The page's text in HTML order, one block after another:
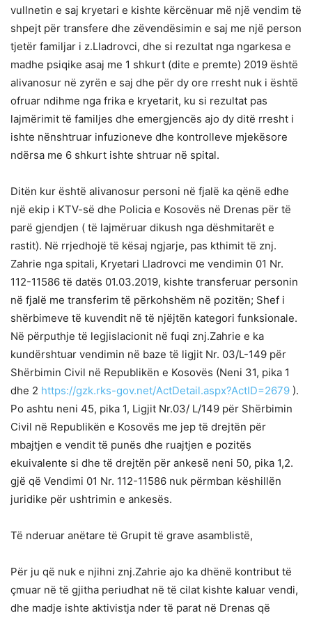
vullnetin e saj kryetari e kishte kërcënuar më një vendim të
shpejt për transfere dhe zëvendësimin e saj me një person
tjetër familjar i z.Lladrovci, dhe si rezultat nga ngarkesa e
madhe psiqike asaj me 1 shkurt (dite e premte) 2019 është
alivanosur në zyrën e saj dhe për dy ore rresht nuk i është
ofruar ndihme nga frika e kryetarit, ku si rezultat pas
lajmërimit të familjes dhe emergjencës ajo dy ditë rresht i
ishte nënshtruar infuzioneve dhe kontrolleve mjekësore
ndërsa me 6 shkurt ishte shtruar në spital.
Ditën kur është alivanosur personi në fjalë ka qënë edhe
një ekip i KTV-së dhe Policia e Kosovës në Drenas për të
parë gjendjen ( të lajmëruar dikush nga dëshmitarët e
rastit). Në rrjedhojë të kësaj ngjarje, pas kthimit të znj.
Zahrie nga spitali, Kryetari Lladrovci me vendimin 01 Nr.
112-11586 të datës 01.03.2019, kishte transferuar personin
në fjalë me transferim të përkohshëm në pozitën; Shef i
shërbimeve të kuvendit në të njëjtën kategori funksionale.
Në përputhje të legjislacionit në fuqi znj.Zahrie e ka
kundërshtuar vendimin në baze të ligjit Nr. 03/L-149 për
Shërbimin Civil në Republikën e Kosovës (Neni 31, pika 1
dhe 2 https://gzk.rks-gov.net/ActDetail.aspx?ActID=2679 ).
Po ashtu neni 45, pika 1, Ligjit Nr.03/ L/149 për Shërbimin
Civil në Republikën e Kosovës me jep të drejtën për
mbajtjen e vendit të punës dhe ruajtjen e pozitës
ekuivalente si dhe të drejtën për ankesë neni 50, pika 1,2.
gjë që Vendimi 01 Nr. 112-11586 nuk përmban këshillën
juridike për ushtrimin e ankesës.
Të nderuar anëtare të Grupit të grave asamblistë,
Për ju që nuk e njihni znj.Zahrie ajo ka dhënë kontribut të
çmuar në të gjitha periudhat në të cilat kishte kaluar vendi,
dhe madje ishte aktivistja nder të parat në Drenas që